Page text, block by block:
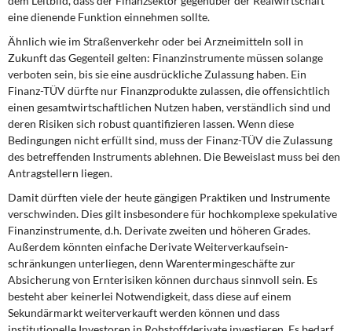
eine dienende Funktion einnehmen sollte.
Ähnlich wie im Straßenverkehr oder bei Arzneimitteln soll in
Zukunft das Gegenteil gel­ten: Finanzinstrumente müssen solange
verboten sein, bis sie eine ausdrückliche Zu­lassung haben. Ein
Finanz-TÜV dürfte nur Finanzprodukte zulassen, die offensichtlich
einen gesamtwirtschaftlichen Nutzen haben, verständlich sind und
deren Risiken sich robust quantifizieren lassen. Wenn diese
Bedingungen nicht erfüllt sind, muss der Fi­nanz-TÜV die Zulassung
des betreffenden Instruments ablehnen. Die Beweislast muss bei den
Antragstellern liegen.
Damit dürften viele der heute gängigen Praktiken und Instrumente
verschwinden. Dies gilt insbesondere für hochkomplexe spekulative
Finanzinstrumente, d.h. Derivate zwei­ten und höheren Grades.
Außerdem könnten einfache Derivate Weiterverkaufsein­
schränkungen unterliegen, denn Warentermingeschäfte zur
Absicherung von Ernterisi­ken können durchaus sinnvoll sein. Es
besteht aber keinerlei Notwendigkeit, dass diese auf einem
Sekundärmarkt weiterverkauft werden können und dass